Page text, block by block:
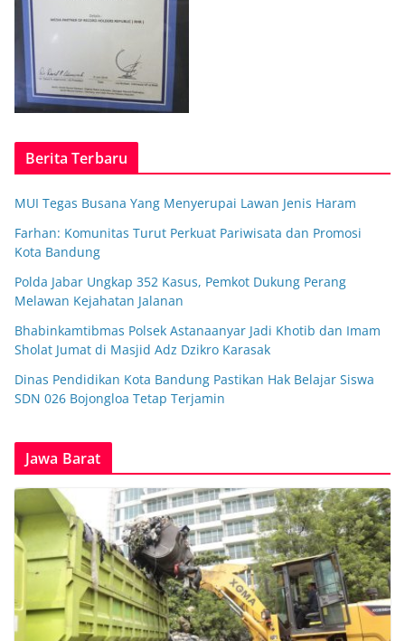
Berita Terbaru
MUI Tegas Busana Yang Menyerupai Lawan Jenis Haram
Farhan: Komunitas Turut Perkuat Pariwisata dan Promosi
Kota Bandung
Polda Jabar Ungkap 352 Kasus, Pemkot Dukung Perang
Melawan Kejahatan Jalanan
Bhabinkamtibmas Polsek Astanaanyar Jadi Khotib dan Imam
Sholat Jumat di Masjid Adz Dzikro Karasak
Dinas Pendidikan Kota Bandung Pastikan Hak Belajar Siswa
SDN 026 Bojongloa Tetap Terjamin
Jawa Barat